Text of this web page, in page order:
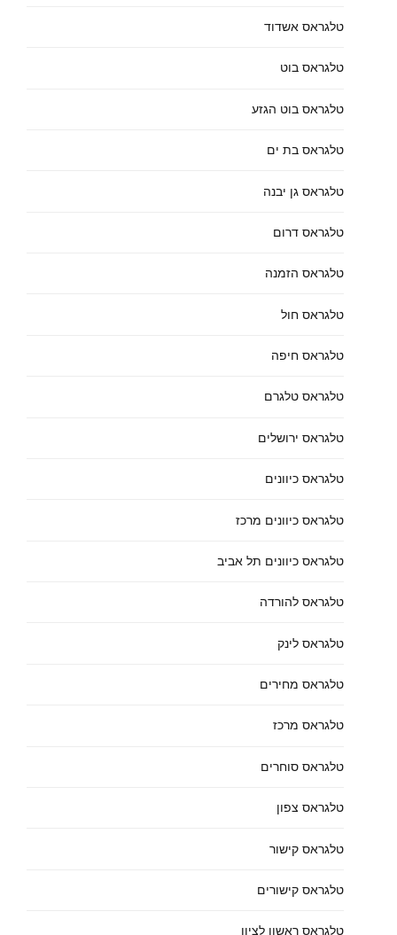
טלגראס אשדוד
טלגראס בוט
טלגראס בוט הגזע
טלגראס בת ים
טלגראס גן יבנה
טלגראס דרום
טלגראס הזמנה
טלגראס חול
טלגראס חיפה
טלגראס טלגרם
טלגראס ירושלים
טלגראס כיוונים
טלגראס כיוונים מרכז
טלגראס כיוונים תל אביב
טלגראס להורדה
טלגראס לינק
טלגראס מחירים
טלגראס מרכז
טלגראס סוחרים
טלגראס צפון
טלגראס קישור
טלגראס קישורים
טלגראס ראשון לציון